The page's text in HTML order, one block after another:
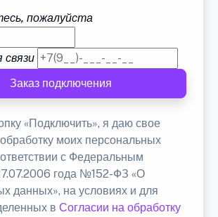
пожалуйста
связи
Заказ подключения
«Подключить», я даю свое
моих персональных
с Федеральным
года №152-ФЗ «О
данных», на условиях и для
в Согласии на обработку